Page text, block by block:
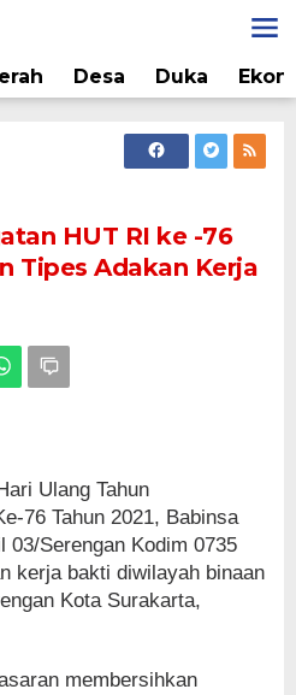
Desa Duka
HUT RI ke -76
Tipes Adakan Kerja
Ulang Tahun
76 Tahun 2021, Babinsa
03/Serengan Kodim 0735
kerja bakti diwilayah binaan
Kota Surakarta,
membersihkan